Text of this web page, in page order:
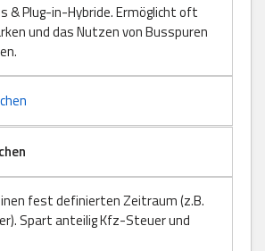
& Plug-in-Hybride. Ermöglicht oft
und das Nutzen von Busspuren
fest definierten Zeitraum (z.B.
Spart anteilig Kfz-Steuer und